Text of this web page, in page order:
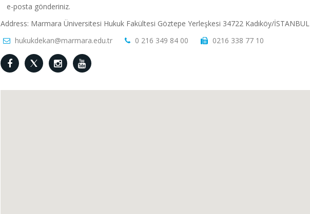
e-posta gönderiniz.
Address: Marmara Üniversitesi Hukuk Fakültesi Göztepe Yerleşkesi 34722 Kadıköy/İSTANBUL
hukukdekan@marmara.edu.tr
0 216 349 84 00 0216 338 77 10